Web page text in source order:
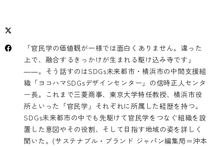
「官民学の価値観が一様では面白くありません。違った
上で、融合するきっかけが生まれる駆け込み寺です」
――。そう話すのはSDGs未来都市・横浜市の中間支援組
織「ヨコハマSDGsデザインセンター」の信時正人センタ
ー長。これまで三菱商事、東京大学特任教授、横浜市役
所といった「官民学」それぞれに所属した経歴を持つ。
SDGs未来都市の中でも先駆けて官民学をつなぐ組織を設
置した意図やその役割、そして目指す地域の姿を詳しく
聞いた。(サステナブル・ブランド ジャパン編集局＝沖本